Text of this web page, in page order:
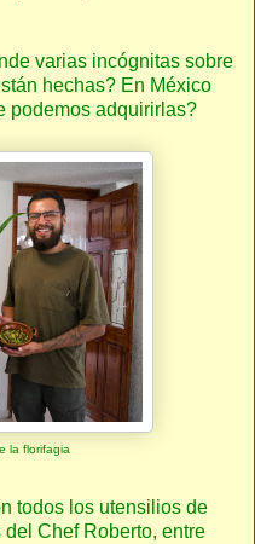
varias incógnitas sobre
hechas? En México
podemos adquirirlas?
la florifagia
todos los utensilios de
Chef Roberto, entre